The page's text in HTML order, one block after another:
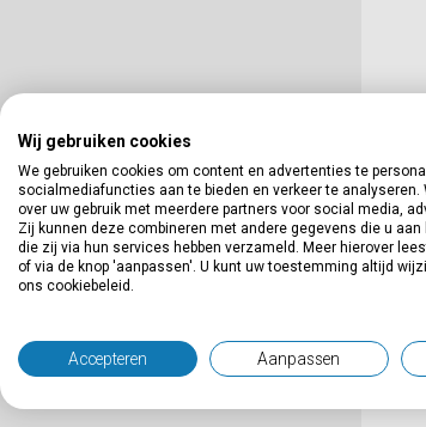
Wij gebruiken cookies
We gebruiken cookies om content en advertenties te
socialmediafuncties aan te bieden en verkeer te analyseren.
over uw gebruik met meerdere partners voor social media,
Zij kunnen deze combineren met andere gegevens die u
die zij via hun services hebben verzameld. Meer hierover
of via de knop 'aanpassen'. U kunt uw toestemming altijd
ons cookiebeleid.
Accepteren Aanpassen